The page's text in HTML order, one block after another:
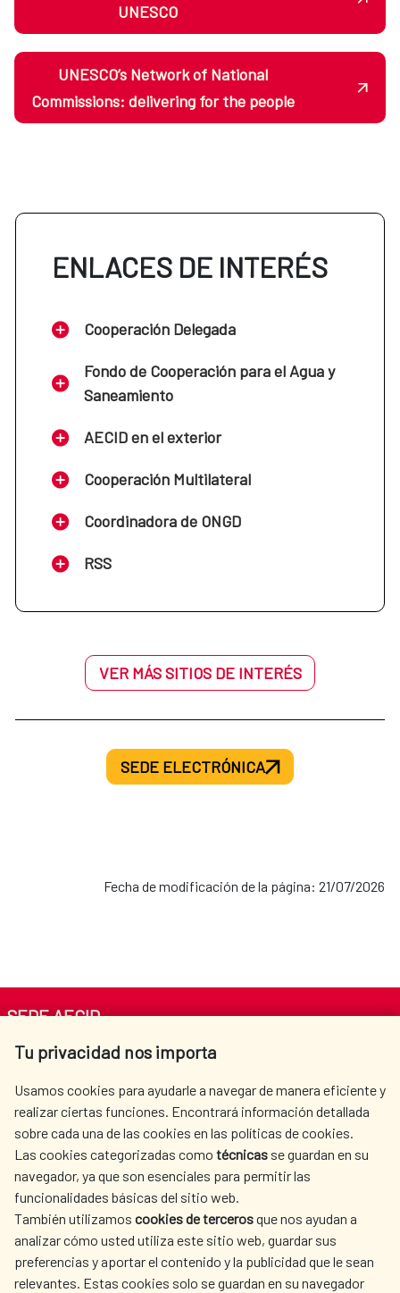
UNESCO
UNESCO’s Network of National
Commissions: delivering for the people
ENLACES DE INTERÉS
Cooperación Delegada
Fondo de Cooperación para el Agua y
Saneamiento
AECID en el exterior
Cooperación Multilateral
Coordinadora de ONGD
RSS
VER MÁS SITIOS DE INTERÉS
SEDE ELECTRÓNICA
Fecha de modificación de la página: 21/07/2026
Tu privacidad nos importa
Usamos cookies para ayudarle a navegar de manera eficiente y
realizar ciertas funciones. Encontrará información detallada
sobre cada una de las cookies en las políticas de cookies.
Las cookies categorizadas como técnicas se guardan en su
navegador, ya que son esenciales para permitir las
funcionalidades básicas del sitio web.
También utilizamos cookies de tercerosque nos ayudan a
analizar cómo usted utiliza este sitio web, guardar sus
preferencias y aportar el contenido y la publicidad que le sean
relevantes. Estas cookies solo se guardan en su navegador
SEDE AECID
Av. Reyes Católicos 4 - 28040 Madrid
centro.informacion@aecid.es
LA AECID
DÓNDE COOPERAMOS
ACCIÓN HUMANITARIA
SALA DE PRENSA
CULTURA Y CIENCIA
BIBLIOTECA